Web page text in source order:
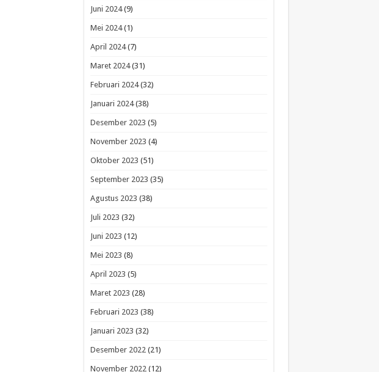
Juni 2024(9)
Mei 2024(1)
April 2024(7)
Maret 2024(31)
Februari 2024(32)
Januari 2024(38)
Desember 2023 (5)
November 2023 (4)
Oktober 2023 (51)
September 2023 (35)
Agustus 2023 (38)
Juli 2023 (32)
Juni 2023 (12)
Mei 2023 (8)
April 2023 (5)
Maret 2023 (28)
Februari 2023 (38)
Januari 2023 (32)
Desember 2022(21)
November 2022(12)